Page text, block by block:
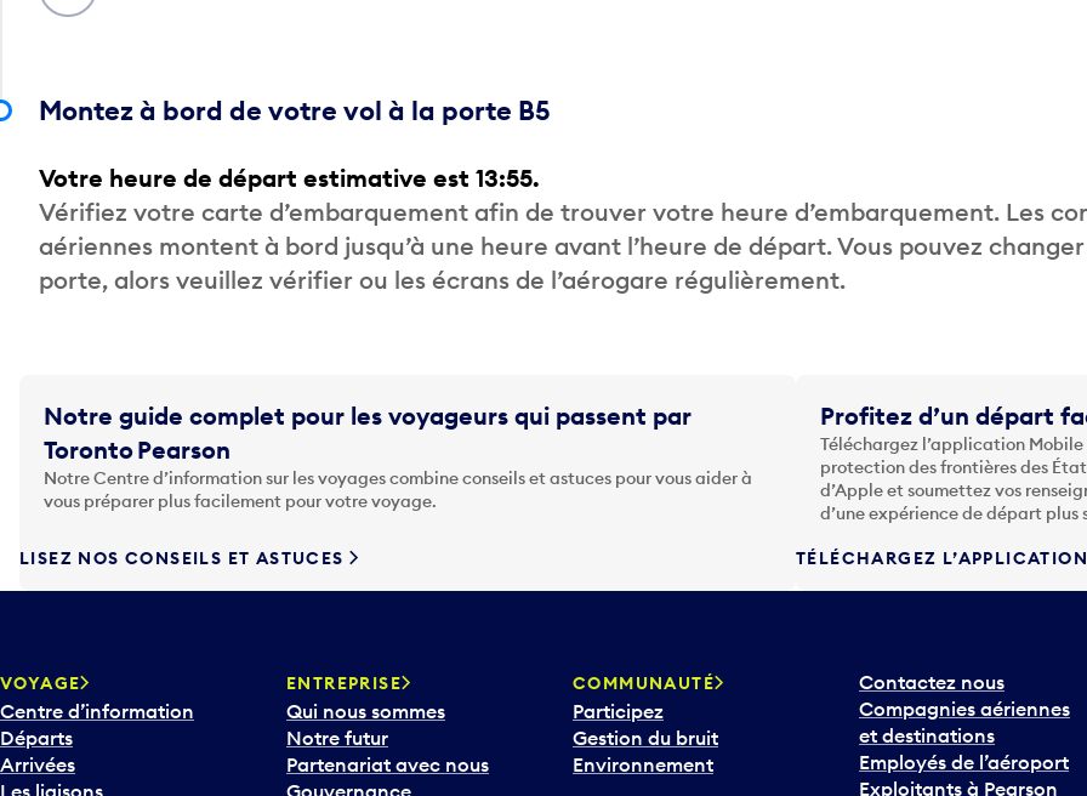
Montez à bord de votre vol à la porte B5
Votre heure de départ estimative est 13:55.
Vérifiez votre carte d’embarquement afin de trouver votre heure d’embarquement. Les
aériennes montent à bord jusqu’à une heure avant l’heure de départ. Vous pouvez
porte, alors veuillez vérifier ou les écrans de l’aérogare régulièrement.
Notre guide complet pour les voyageurs qui passent par
Toronto Pearson
Notre Centre d’information sur les voyages combine conseils et astuces pour vous aider à
vous préparer plus facilement pour votre voyage.
LISEZ NOS CONSEILS ET ASTUCES
Profitez d’un départ
Téléchargez l’application
protection des frontières des
d’Apple et soumettez vos
d’une expérience de départ plus
TÉLÉCHARGEZ L’APPLICATION
VOYAGE
Centre d’information
Départs
Arrivées
Les liaisons
ENTREPRISE
Qui nous sommes
Notre futur
Partenariat avec nous
Gouvernance
COMMUNAUTÉ
Participez
Gestion du bruit
Environnement
Contactez nous
Compagnies aériennes
et destinations
Employés de l’aéroport
Exploitants à Pearson